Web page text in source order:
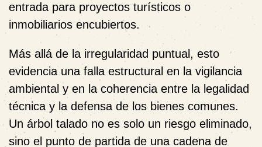
entrada para proyectos turísticos o
inmobiliarios encubiertos.
Más allá de la irregularidad puntual, esto
evidencia una falla estructural en la vigilancia
ambiental y en la coherencia entre la legalidad
técnica y la defensa de los bienes comunes.
Un árbol talado no es solo un riesgo eliminado,
sino el punto de partida de una cadena de